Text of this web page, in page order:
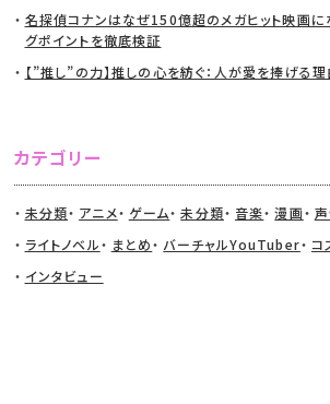
名探偵コナンはなぜ150億超のメガヒット映画に
グポイントを徹底検証
【”推し”の力】推しの心を紡ぐ：人が愛を捧げる
カテゴリー
未分類 アニメ ゲーム 未分類 音楽 漫画
ライトノベル
まとめ バーチャルYouTuber コ
インタビュー